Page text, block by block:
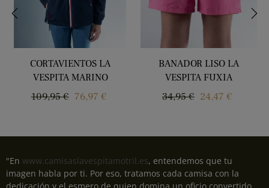
CORTAVIENTOS LA
VESPITA MARINO
Precio
109,95 € Precio
76,97 €
BANADOR LISO LA
VESPITA FUXIA
Precio
34,95 € Precio
24,47 €
"En www.camisaslavespitamotril.es, entendemos que tu
imagen habla por ti. Por eso, tratamos cada camisa con la